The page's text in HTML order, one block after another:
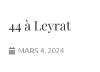
44 à Leyrat
MARS 4, 2024